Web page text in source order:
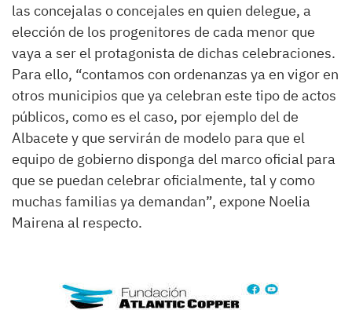
las concejalas o concejales en quien delegue, a
elección de los progenitores de cada menor que
vaya a ser el protagonista de dichas celebraciones.
Para ello, “contamos con ordenanzas ya en vigor en
otros municipios que ya celebran este tipo de actos
públicos, como es el caso, por ejemplo del de
Albacete y que servirán de modelo para que el
equipo de gobierno disponga del marco oficial para
que se puedan celebrar oficialmente, tal y como
muchas familias ya demandan”, expone Noelia
Mairena al respecto.